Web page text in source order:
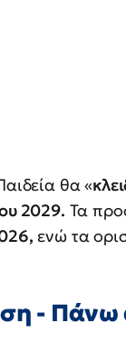
θα «
2029. Τα
ενώ τα
- Πάνω